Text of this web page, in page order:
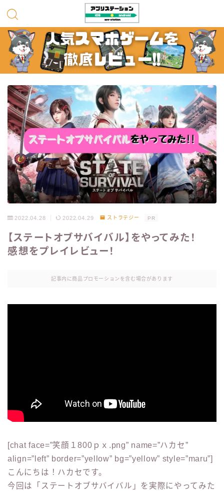
2022.04.28 2022.04.29 ストラテジー PR
【ステートオブサバイバル】をやってみた！
感想をプレイレビュー！
記事内に商品プロモーションを含む場合があります
[chat face=”笑顔１800ｐｘ.png” name=”ハカセ”
align=”left” border=”yellow” bg=”yellow” style=”maru”]
こんにちは！ハカセです。
今回は
「ステートオブサバイバル」 を実際にやってみた